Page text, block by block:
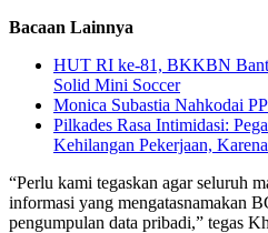
Bacaan Lainnya
HUT RI ke-81, BKKBN
Solid Mini Soccer
Monica Subastia Nahkodai
Pilkades Rasa Intimidasi:
Kehilangan Pekerjaan,
“Perlu kami tegaskan agar seluruh
informasi yang mengatasnamakan
pengumpulan data pribadi,” tegas